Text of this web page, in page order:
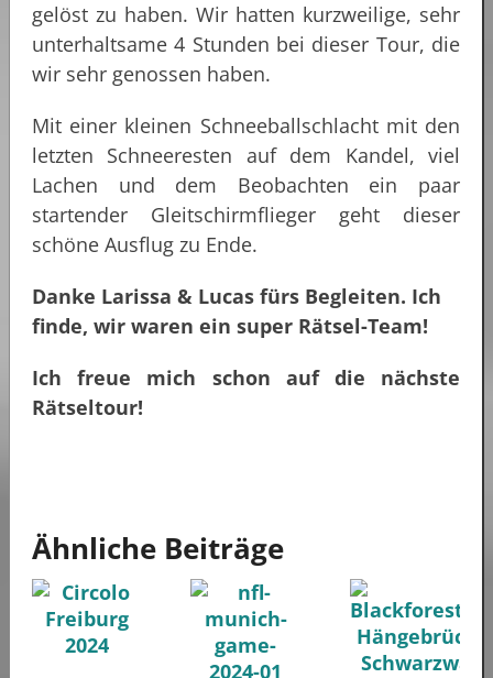
gelöst zu haben. Wir hatten kurzweilige, sehr
unterhaltsame 4 Stunden bei dieser Tour, die
wir sehr genossen haben.
Mit einer kleinen Schneeballschlacht mit den
letzten Schneeresten auf dem Kandel, viel
Lachen und dem Beobachten ein paar
startender Gleitschirmflieger geht dieser
schöne Ausflug zu Ende.
Danke Larissa & Lucas fürs Begleiten. Ich
finde, wir waren ein super Rätsel-Team!
Ich freue mich schon auf die nächste
Rätseltour!
Ähnliche Beiträge